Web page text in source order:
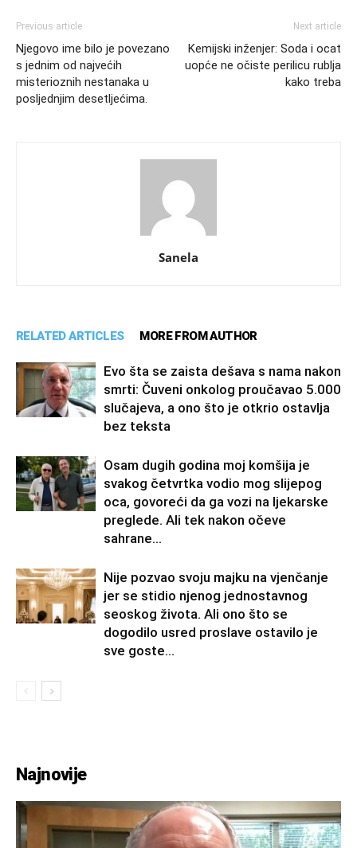
Previous article
Njegovo ime bilo je povezano
s jednim od najvećih
misterioznih nestanaka u
posljednjim desetljećima.
Next article
Kemijski inženjer: Soda i ocat
uopće ne očiste perilicu rublja
kako treba
Sanela
RELATED ARTICLES MORE FROM AUTHOR
Evo šta se zaista dešava s nama nakon
smrti: Čuveni onkolog proučavao 5.000
slučajeva, a ono što je otkrio ostavlja
bez teksta
Osam dugih godina moj komšija je
svakog četvrtka vodio mog slijepog
oca, govoreći da ga vozi na ljekarske
preglede. Ali tek nakon očeve
sahrane...
Nije pozvao svoju majku na vjenčanje
jer se stidio njenog jednostavnog
seoskog života. Ali ono što se
dogodilo usred proslave ostavilo je
sve goste...
Najnovije